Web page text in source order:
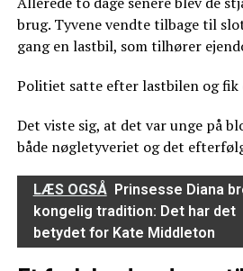
brug. Tyvene vendte tilbage til
gang en lastbil, som tilhører
Politiet satte efter lastbilen og fik
Det viste sig, at det var unge på
både nøgletyveriet og det
LÆS OGSÅ Prinsesse Diana
kongelig tradition: Det har det
betydet for Kate Middleton